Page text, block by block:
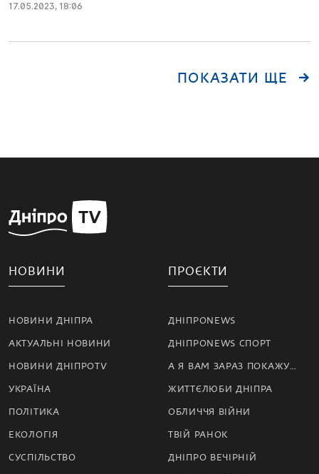
17.05.2023, 18:06
ПОКАЗАТИ ЩЕ
НОВИНИ
НОВИНИ ДНІПРА
АКТУАЛЬНІ НОВИНИ
НОВИНИ ДНІПРОTV
УКРАЇНА
ПОЛІТИКА
ЕКОЛОГІЯ
СУСПІЛЬСТВО
ПРОЄКТИ
ДНІПРОNEWS
ДНІПРОNEWS СПОРТ
А Я ВАМ ЗАРАЗ ПОКАЖУ…
ЖИТТЄЛЮБИ ДНІПРА
ОБЛИЧЧЯ ВІЙНИ
ТВІЙ РАНОК
ДНІПРО ВЕЧІРНІЙ